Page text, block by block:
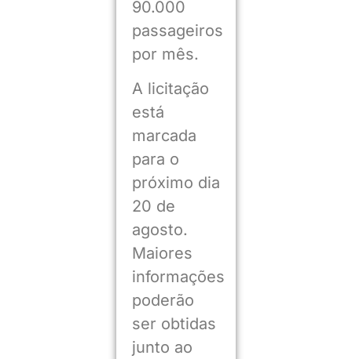
90.000
passageiros
por mês.
A licitação
está
marcada
para o
próximo dia
20 de
agosto.
Maiores
informações
poderão
ser obtidas
junto ao